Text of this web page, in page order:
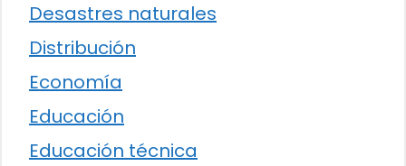
Desastres naturales
Distribución
Economía
Educación
Educación técnica